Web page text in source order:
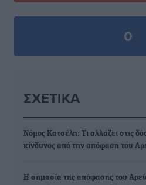
0
ΣΧΕΤΙΚΆ
Νόμος Κατσέλη: Τι αλλάζει στις
κίνδυνος από την απόφαση του
Η σημασία της απόφασης του